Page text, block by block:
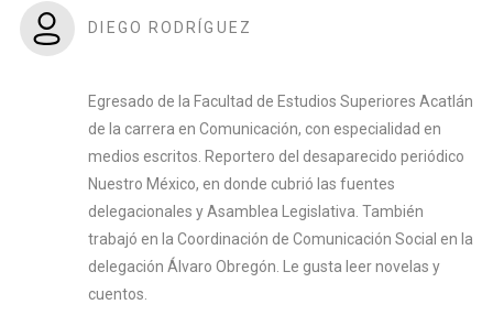
DIEGO RODRÍGUEZ
Egresado de la Facultad de Estudios Superiores Acatlán
de la carrera en Comunicación, con especialidad en
medios escritos. Reportero del desaparecido periódico
Nuestro México, en donde cubrió las fuentes
delegacionales y Asamblea Legislativa. También
trabajó en la Coordinación de Comunicación Social en la
delegación Álvaro Obregón. Le gusta leer novelas y
cuentos.